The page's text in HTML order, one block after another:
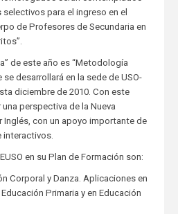
para el ingreso en el
de Profesores de Secundaria en
de este año es “Metodología
desarrollará en la sede de USO-
diciembre de 2010. Con este
perspectiva de la Nueva
con un apoyo importante de
interactivos.
en su Plan de Formación son:
Corporal y Danza. Aplicaciones en
Primaria y en Educación